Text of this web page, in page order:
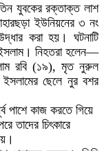
যুবকের রক্তাক্ত লাশ
ইউনিয়নের ৩ নং
করা হয়। ঘটনাটি
নিহতরা হলেন—
রবি (১৯), মৃত নুরুল
ছেলে নুর বশর
পাশে কাজ করতে গিয়ে
তাদের চিৎকারে